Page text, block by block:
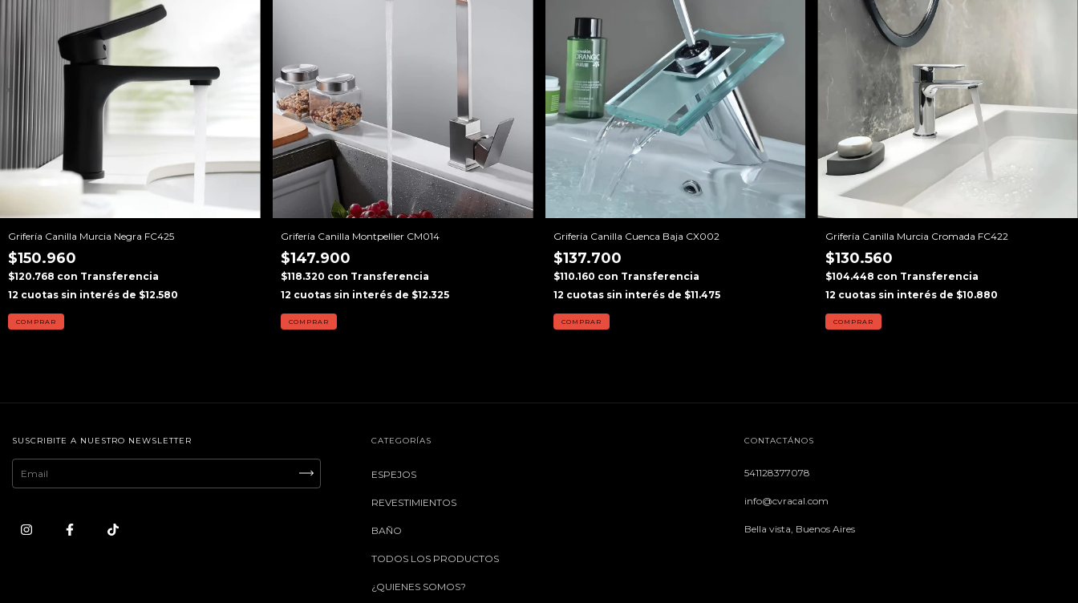
Grifería Canilla Murcia Negra FC425
$150.960
$120.768 con Transferencia
12 cuotas sin interés de $12.580
Grifería Canilla Montpellier CM014
$147.900
$118.320 con Transferencia
12 cuotas sin interés de $12.325
Grifería Canilla Cuenca Baja CX002
$137.700
$110.160 con Transferencia
12 cuotas sin interés de $11.475
Grifería Canilla Murcia Cromada FC422
$130.560
$104.448 con Transferencia
12 cuotas sin interés de $10.880
SUSCRIBITE A NUESTRO NEWSLETTER CATEGORÍAS
ESPEJOS
REVESTIMIENTOS
BAÑO
TODOS LOS PRODUCTOS
¿QUIENES SOMOS?
CONTACTÁNOS
541128377078
info@cvracal.com
Bella vista, Buenos Aires